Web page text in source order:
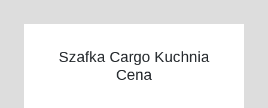
Szafka Cargo Kuchnia
Cena